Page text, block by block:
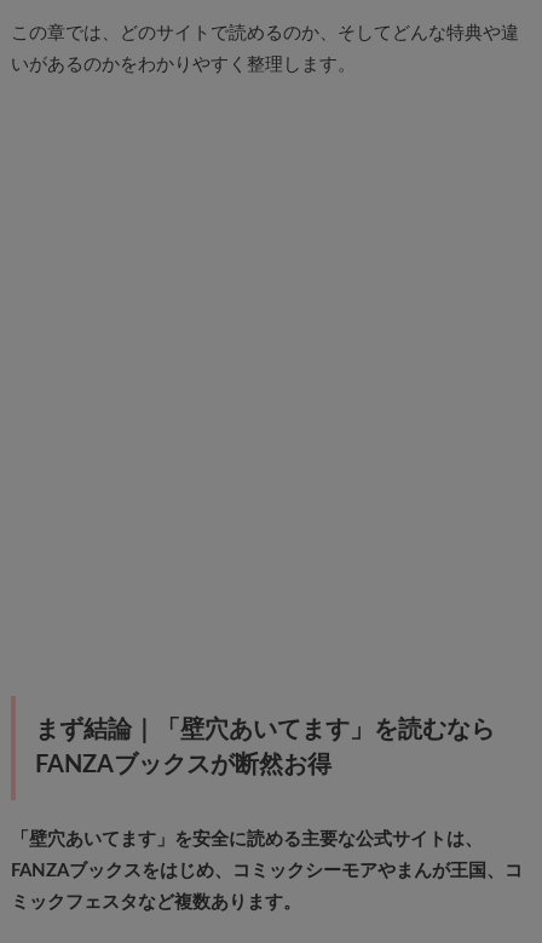
この章では、どのサイトで読めるのか、そしてどんな特典や違
いがあるのかをわかりやすく整理します。
まず結論｜「壁穴あいてます」を読むなら
FANZAブックスが断然お得
「壁穴あいてます」を安全に読める主要な公式サイトは、
FANZAブックスをはじめ、コミックシーモアやまんが王国、コ
ミックフェスタなど複数あります。